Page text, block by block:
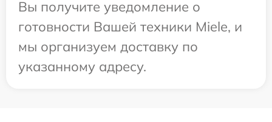
Вы получите уведомление о
готовности Вашей техники Miele, и
мы организуем доставку по
указанному адресу.